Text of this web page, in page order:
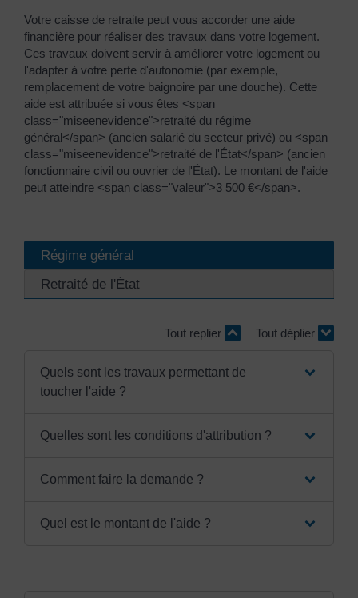
Votre caisse de retraite peut vous accorder une aide
financière pour réaliser des travaux dans votre logement.
Ces travaux doivent servir à améliorer votre logement ou
l'adapter à votre perte d'autonomie (par exemple,
remplacement de votre baignoire par une douche). Cette
aide est attribuée si vous êtes <span
class="miseenevidence">retraité du régime
général</span> (ancien salarié du secteur privé) ou <span
class="miseenevidence">retraité de l'État</span> (ancien
fonctionnaire civil ou ouvrier de l'État). Le montant de l'aide
peut atteindre <span class="valeur">3 500 €</span>.
Régime général
Retraité de l'État
Tout replier Tout déplier
Quels sont les travaux permettant de
toucher l'aide ?
Quelles sont les conditions d'attribution ?
Comment faire la demande ?
Quel est le montant de l'aide ?